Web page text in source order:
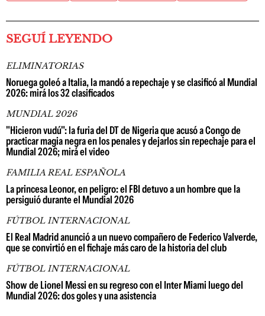
SEGUÍ LEYENDO
ELIMINATORIAS
Noruega goleó a Italia, la mandó a repechaje y se clasificó al Mundial
2026: mirá los 32 clasificados
MUNDIAL 2026
"Hicieron vudú": la furia del DT de Nigeria que acusó a Congo de
practicar magia negra en los penales y dejarlos sin repechaje para el
Mundial 2026; mirá el video
FAMILIA REAL ESPAÑOLA
La princesa Leonor, en peligro: el FBI detuvo a un hombre que la
persiguió durante el Mundial 2026
FÚTBOL INTERNACIONAL
El Real Madrid anunció a un nuevo compañero de Federico Valverde,
que se convirtió en el fichaje más caro de la historia del club
FÚTBOL INTERNACIONAL
Show de Lionel Messi en su regreso con el Inter Miami luego del
Mundial 2026: dos goles y una asistencia